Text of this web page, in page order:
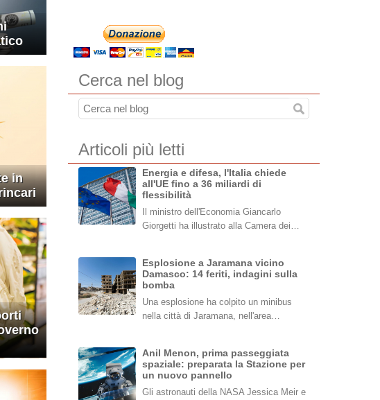
in
Cerca nel blog
Articoli più letti
Energia e difesa, l'Italia chiede
all'UE fino a 36 miliardi di
flessibilità
Il ministro dell'Economia Giancarlo
Giorgetti ha illustrato alla Camera dei…
Esplosione a Jaramana vicino
Damasco: 14 feriti, indagini sulla
bomba
Una esplosione ha colpito un minibus
nella città di Jaramana, nell'area…
Anil Menon, prima passeggiata
spaziale: preparata la Stazione per
un nuovo pannello
Gli astronauti della NASA Jessica Meir e